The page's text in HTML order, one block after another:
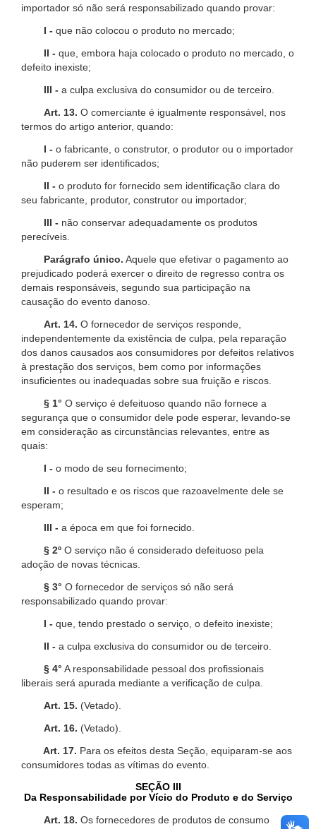
importador só não será responsabilizado quando provar:
I - que não colocou o produto no mercado;
II - que, embora haja colocado o produto no mercado, o
defeito inexiste;
III - a culpa exclusiva do consumidor ou de terceiro.
Art. 13. O comerciante é igualmente responsável, nos
termos do artigo anterior, quando:
I - o fabricante, o construtor, o produtor ou o importador
não puderem ser identificados;
II - o produto for fornecido sem identificação clara do
seu fabricante, produtor, construtor ou importador;
III - não conservar adequadamente os produtos
perecíveis.
Parágrafo único. Aquele que efetivar o pagamento ao
prejudicado poderá exercer o direito de regresso contra os
demais responsáveis, segundo sua participação na
causação do evento danoso.
Art. 14. O fornecedor de serviços responde,
independentemente da existência de culpa, pela reparação
dos danos causados aos consumidores por defeitos relativos
à prestação dos serviços, bem como por informações
insuficientes ou inadequadas sobre sua fruição e riscos.
§ 1° O serviço é defeituoso quando não fornece a
segurança que o consumidor dele pode esperar, levando-se
em consideração as circunstâncias relevantes, entre as
quais:
I - o modo de seu fornecimento;
II - o resultado e os riscos que razoavelmente dele se
esperam;
III - a época em que foi fornecido.
§ 2º O serviço não é considerado defeituoso pela
adoção de novas técnicas.
§ 3° O fornecedor de serviços só não será
responsabilizado quando provar:
I - que, tendo prestado o serviço, o defeito inexiste;
II - a culpa exclusiva do consumidor ou de terceiro.
§ 4° A responsabilidade pessoal dos profissionais
liberais será apurada mediante a verificação de culpa.
Art. 15. (Vetado).
Art. 16. (Vetado).
Art. 17. Para os efeitos desta Seção, equiparam-se aos
consumidores todas as vítimas do evento.
SEÇÃO III
Da Responsabilidade por Vício do Produto e do Serviço
Art. 18. Os fornecedores de produtos de consumo